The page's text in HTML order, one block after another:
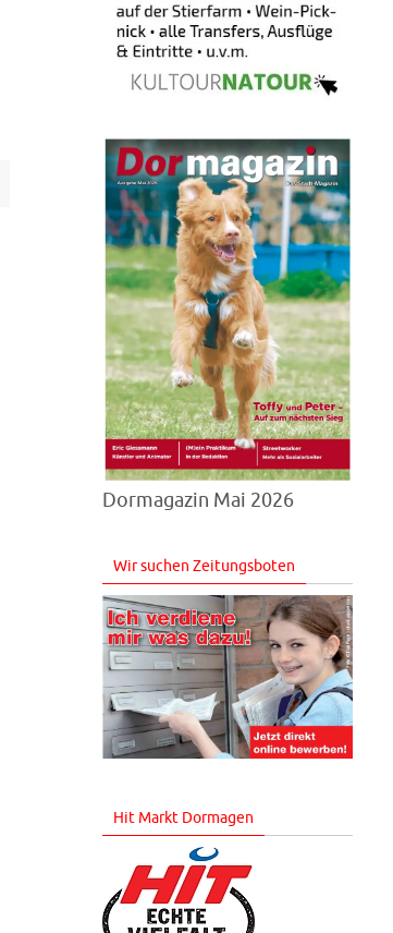
Dormagazin Mai 2026
Wir suchen Zeitungsboten
Hit Markt Dormagen